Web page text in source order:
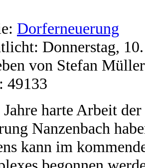
Dorferneuerung
Donnerstag,
von Stefan Müller
49133
harte Arbeit
Nanzenbach
kann im